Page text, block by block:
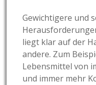
Gewichtigere und
liegt klar auf der
andere. Zum
Lebensmittel von
und immer mehr